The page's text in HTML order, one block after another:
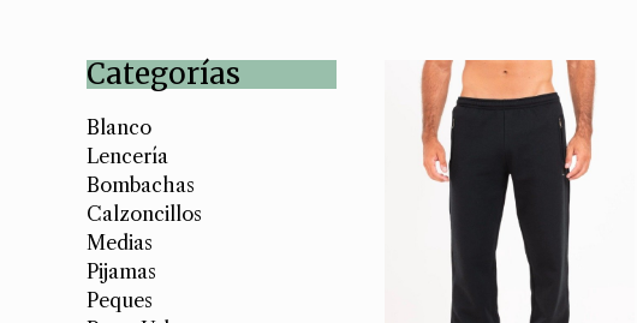
Categorías
Blanco
Lencería
Bombachas
Calzoncillos
Medias
Pijamas
Peques